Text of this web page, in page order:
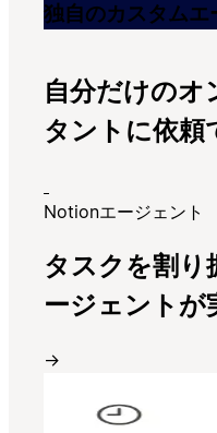
独自のカスタムエ
自分だけのオ
タントに依頼
Notionエージェント
タスクを割
ージェントが
→